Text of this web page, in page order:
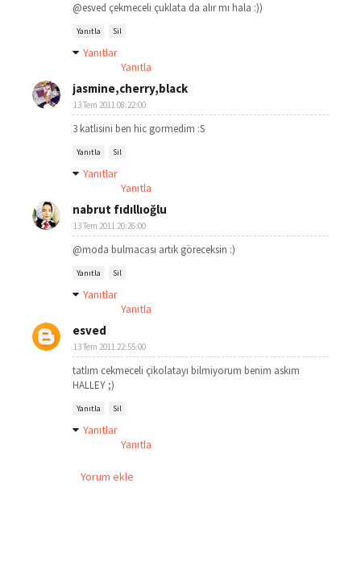
@esved çekmeceli çuklata da alır mı hala :))
Yanıtla Sil
Yanıtlar
Yanıtla
jasmine,cherry,black
13 Tem 2011 08:22:00
3 katlisini ben hic gormedim :S
Yanıtla Sil
Yanıtlar
Yanıtla
nabrut fıdıllıoğlu
13 Tem 2011 20:26:00
@moda bulmacası artık göreceksin :)
Yanıtla Sil
Yanıtlar
Yanıtla
esved
13 Tem 2011 22:55:00
tatlım cekmeceli çikolatayı bilmiyorum benim askım
HALLEY ;)
Yanıtla Sil
Yanıtlar
Yanıtla
Yorum ekle